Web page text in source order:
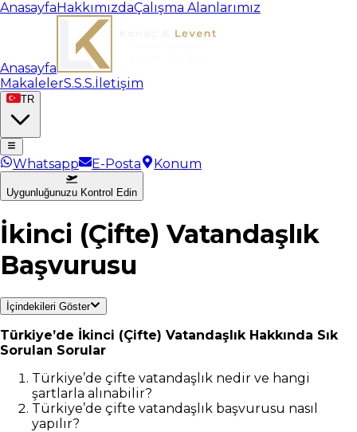
AnasayfaHakkımızdaÇalışma Alanlarımız
Anasayfa
MakalelerS.S.S.İletişim
TR
Whatsapp E-Posta Konum
Uygunluğunuzu Kontrol Edin
İkinci (Çifte) Vatandaşlık
Başvurusu
İçindekileri Göster
Türkiye’de İkinci (Çifte) Vatandaşlık Hakkında Sık
Sorulan Sorular
Türkiye’de çifte vatandaşlık nedir ve hangi
şartlarla alınabilir?
Türkiye’de çifte vatandaşlık başvurusu nasıl
yapılır?